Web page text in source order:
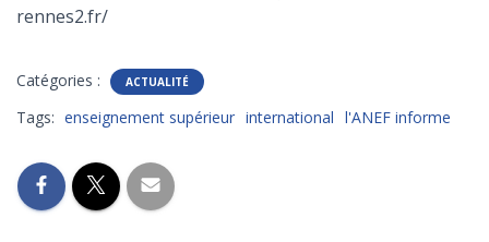
rennes2.fr/
Catégories : ACTUALITÉ
Tags: enseignement supérieur international l'ANEF informe